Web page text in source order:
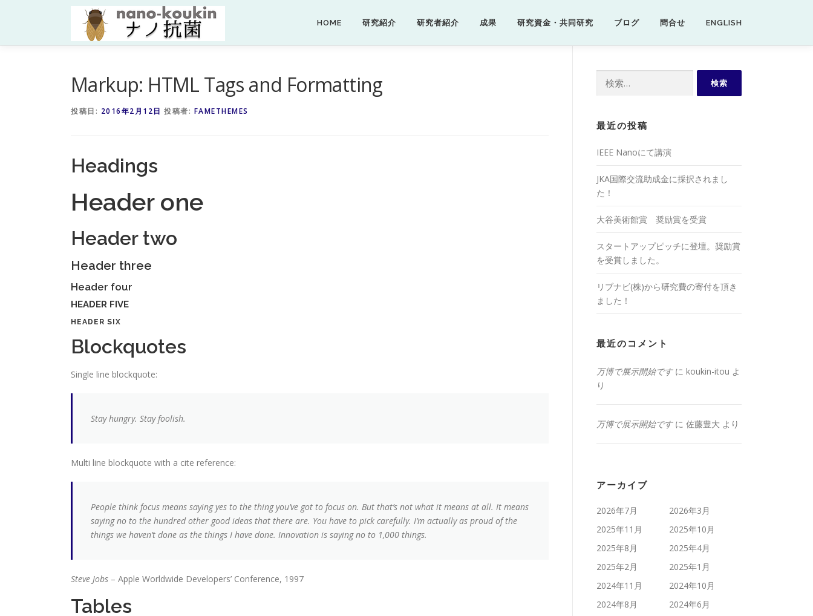
ン
HOME 研究紹介 研究者紹介 成果 研究資金・共同研究 ブログ 問合せ ENGLISH
Markup: HTML Tags and Formatting
投稿日: 2016年2月12日 投稿者: FAMETHEMES
Headings
Header one
Header two
Header three
Header four
HEADER FIVE
HEADER SIX
Blockquotes
Single line blockquote:
Stay hungry. Stay foolish.
Multi line blockquote with a cite reference:
People think focus means saying yes to the thing you’ve got to focus on. But that’s not what it means at all. It means
saying no to the hundred other good ideas that there are. You have to pick carefully. I’m actually as proud of the
things we haven’t done as the things I have done. Innovation is saying no to 1,000 things.
Steve Jobs – Apple Worldwide Developers’ Conference, 1997
Tables
最近の投稿
IEEE Nanoにて講演
JKA国際交流助成金に採択されまし
た！
大谷美術館賞 奨励賞を受賞
スタートアップピッチに登壇。奨励賞
を受賞しました。
リブナビ(株)から研究費の寄付を頂き
ました！
最近のコメント
万博で展示開始ですに koukin-itou よ
り
万博で展示開始ですに 佐藤豊大 より
アーカイブ
2026年7月
2026年3月
2025年11月
2025年10月
2025年8月
2025年4月
2025年2月
2025年1月
2024年11月
2024年10月
2024年8月
2024年6月